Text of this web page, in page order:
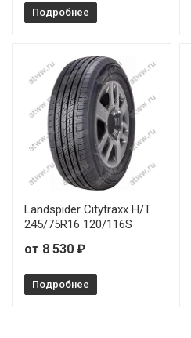
Подробнее
Landspider Citytraxx H/T
245/75R16 120/116S
от 8 530 ₽
Подробнее